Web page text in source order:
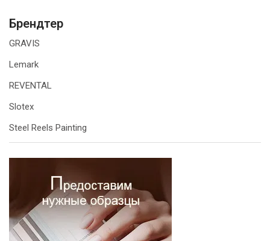
Брендтер
GRAVIS
Lemark
REVENTAL
Slotex
Steel Reels Painting